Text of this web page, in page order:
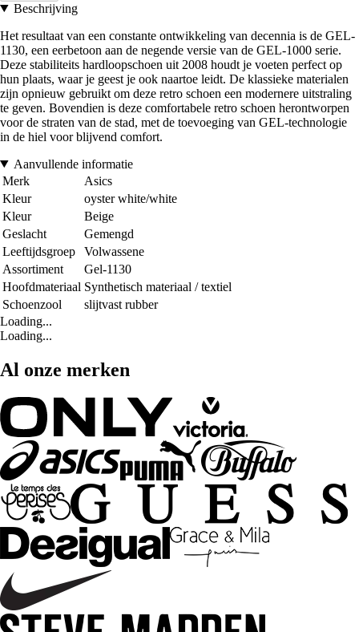
Beschrijving
Het resultaat van een constante ontwikkeling van decennia is de GEL-
1130, een eerbetoon aan de negende versie van de GEL-1000 serie.
Deze stabiliteits hardloopschoen uit 2008 houdt je voeten perfect op
hun plaats, waar je geest je ook naartoe leidt. De klassieke materialen
zijn opnieuw gebruikt om deze retro schoen een modernere uitstraling
te geven. Bovendien is deze comfortabele retro schoen herontworpen
voor de straten van de stad, met de toevoeging van GEL-technologie
in de hiel voor blijvend comfort.
Aanvullende informatie
Merk
Asics
Kleur
oyster white/white
Kleur
Beige
Geslacht
Gemengd
Leeftijdsgroep
Volwassene
Assortiment
Gel-1130
Hoofdmateriaal Synthetisch materiaal / textiel
Schoenzool
slijtvast rubber
Loading...
Loading...
Al onze merken